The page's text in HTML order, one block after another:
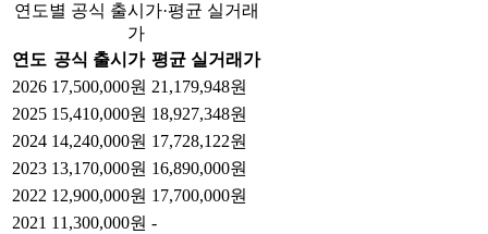
연도별 공식 출시가·평균 실거래
가
연도 공식 출시가 평균 실거래가
2026 17,500,000원 21,179,948원
2025 15,410,000원 18,927,348원
2024 14,240,000원 17,728,122원
2023 13,170,000원 16,890,000원
2022 12,900,000원 17,700,000원
2021 11,300,000원 -